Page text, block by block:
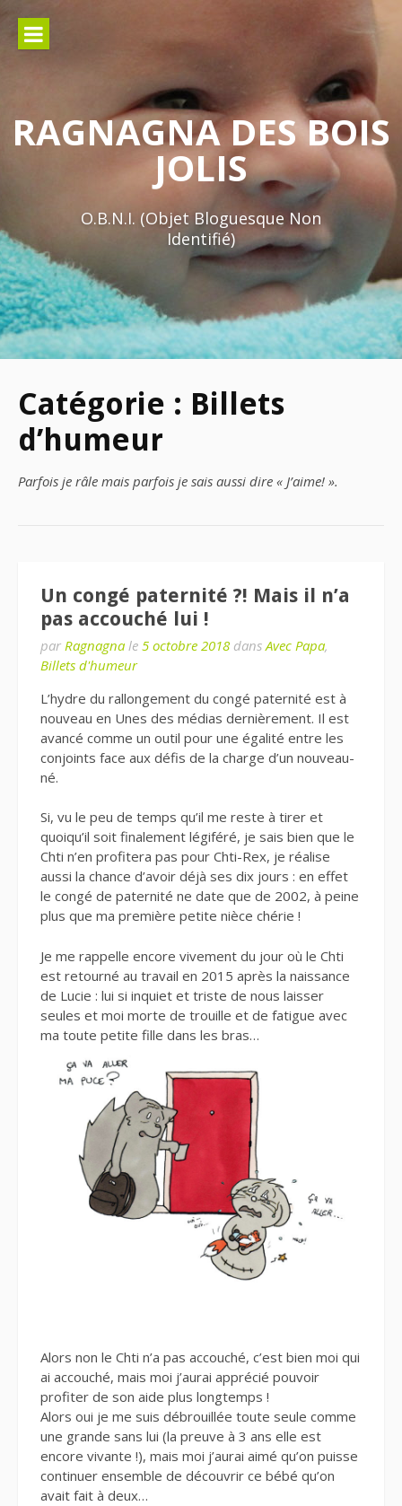
contenu
RAGNAGNA DES BOIS
JOLIS
O.B.N.I. (Objet Bloguesque Non
Identifié)
Catégorie : Billets
d’humeur
Parfois je râle mais parfois je sais aussi dire « J’aime! ».
Un congé paternité ?! Mais il n’a
pas accouché lui !
par Ragnagna le 5 octobre 2018 dans Avec Papa,
Billets d'humeur
L’hydre du rallongement du congé paternité est à
nouveau en Unes des médias dernièrement. Il est
avancé comme un outil pour une égalité entre les
conjoints face aux défis de la charge d’un nouveau-
né.
Si, vu le peu de temps qu’il me reste à tirer et
quoiqu’il soit finalement légiféré, je sais bien que le
Chti n’en profitera pas pour Chti-Rex, je réalise
aussi la chance d’avoir déjà ses dix jours : en effet
le congé de paternité ne date que de 2002, à peine
plus que ma première petite nièce chérie !
Je me rappelle encore vivement du jour où le Chti
est retourné au travail en 2015 après la naissance
de Lucie : lui si inquiet et triste de nous laisser
seules et moi morte de trouille et de fatigue avec
ma toute petite fille dans les bras…
Alors non le Chti n’a pas accouché, c’est bien moi qui
ai accouché, mais moi j’aurai apprécié pouvoir
profiter de son aide plus longtemps !
Alors oui je me suis débrouillée toute seule comme
une grande sans lui (la preuve à 3 ans elle est
encore vivante !), mais moi j’aurai aimé qu’on puisse
continuer ensemble de découvrir ce bébé qu’on
avait fait à deux…